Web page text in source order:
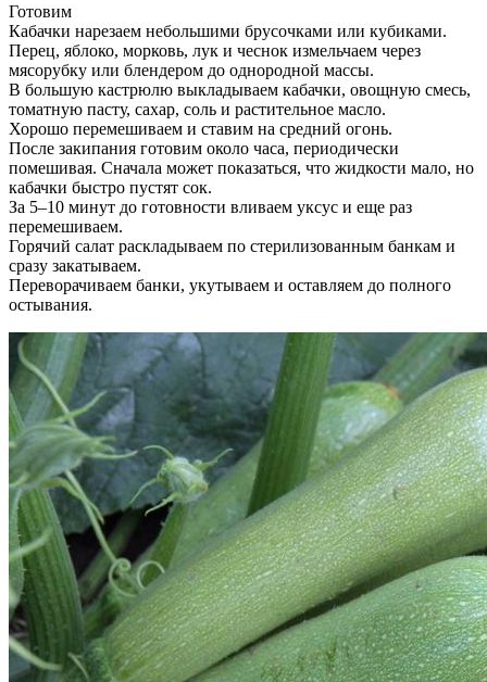
Готовим
Кабачки нарезаем небольшими брусочками или кубиками.
Перец, яблоко, морковь, лук и чеснок измельчаем через
мясорубку или блендером до однородной массы.
В большую кастрюлю выкладываем кабачки, овощную смесь,
томатную пасту, сахар, соль и растительное масло.
Хорошо перемешиваем и ставим на средний огонь.
После закипания готовим около часа, периодически
помешивая. Сначала может показаться, что жидкости мало, но
кабачки быстро пустят сок.
За 5–10 минут до готовности вливаем уксус и еще раз
перемешиваем.
Горячий салат раскладываем по стерилизованным банкам и
сразу закатываем.
Переворачиваем банки, укутываем и оставляем до полного
остывания.